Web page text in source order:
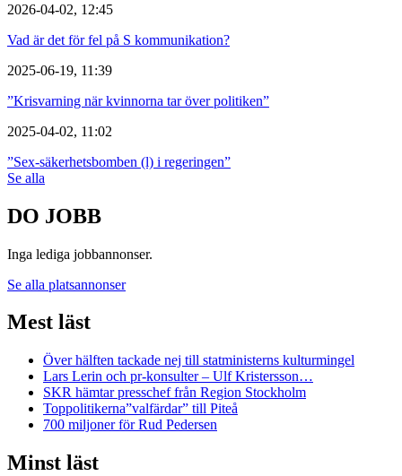
2026-04-02, 12:45
Vad är det för fel på S kommunikation?
2025-06-19, 11:39
”Krisvarning när kvinnorna tar över politiken”
2025-04-02, 11:02
”Sex-säkerhetsbomben (l) i regeringen”
Se alla
DO JOBB
Inga lediga jobbannonser.
Se alla platsannonser
Mest läst
Över hälften tackade nej till statministerns kulturmingel
Lars Lerin och pr-konsulter – Ulf Kristersson…
SKR hämtar presschef från Region Stockholm
Toppolitikerna”valfärdar” till Piteå
700 miljoner för Rud Pedersen
Minst läst